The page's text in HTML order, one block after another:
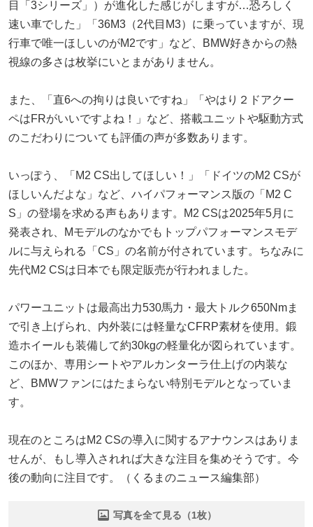
目「3シリーズ」）が進化した感じがしますが…恐ろしく
速い車でした」「36M3（2代目M3）に乗っていますが、現
行車で唯一ほしいのがM2です」など、BMW好きからの熱
視線の多さは枚挙にいとまがありません。
また、「直6への拘りは良いですね」「やはり２ドアクー
ペはFRがいいですよね！」など、搭載ユニットや駆動方式
のこだわりについても評価の声が多数あります。
いっぽう、「M2 CS出してほしい！」「ドイツのM2 CSが
ほしいんだよな」など、ハイパフォーマンス版の「M2 C
S」の登場を求める声もあります。M2 CSは2025年5月に
発表され、Mモデルのなかでもトップパフォーマンスモデ
ルに与えられる「CS」の名前が付されています。ちなみに
先代M2 CSは日本でも限定販売が行われました。
パワーユニットは最高出力530馬力・最大トルク650Nmま
で引き上げられ、内外装には軽量なCFRP素材を使用。鍛
造ホイールも装備して約30kgの軽量化が図られています。
このほか、専用シートやアルカンターラ仕上げの内装な
ど、BMWファンにはたまらない特別モデルとなっていま
す。
現在のところはM2 CSの導入に関するアナウンスはありま
せんが、もし導入されれば大きな注目を集めそうです。今
後の動向に注目です。（くるまのニュース編集部）
写真を全て見る（1枚）